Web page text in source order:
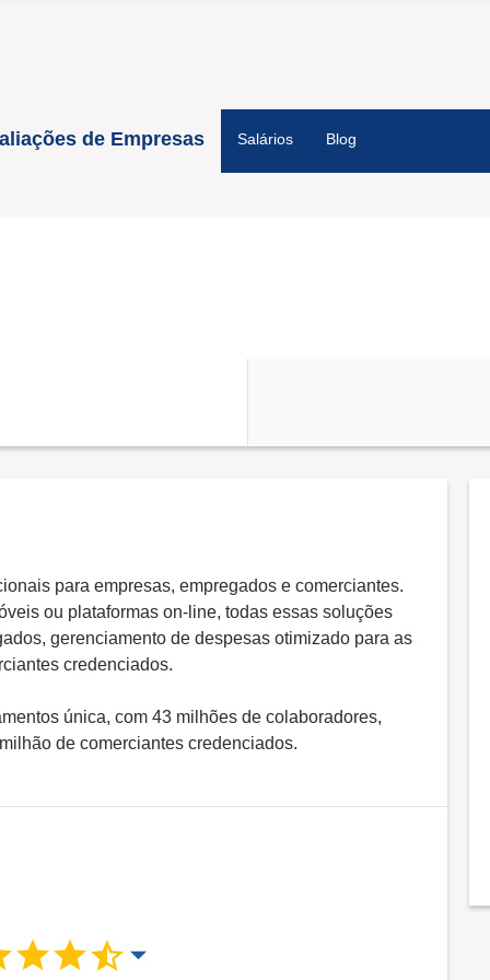
de Empresas Salários Blog
para empresas, empregados e comerciantes.
ou plataformas on-line, todas essas soluções
gerenciamento de despesas otimizado para as
credenciados.
única, com 43 milhões de colaboradores,
de comerciantes credenciados.